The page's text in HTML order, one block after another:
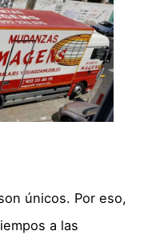
únicos. Por eso,
a las